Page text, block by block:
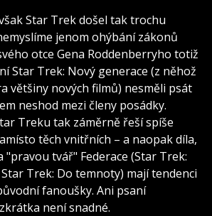
Star Trek došel tak trochu
jenom ohýbání zákonů
otce Gena Roddenberryho totiž
Star Trek: Nový generace (z něhož
většiny nových filmů) nesměli psát
neshod mezi členy posádky.
Treku tak záměrně řeší spíše
těch vnitřních – a naopak díla,
"pravou tvář" Federace (Star Trek:
Trek: Do temnoty) mají tendenci
fanoušky. Ani psaní
není snadné.